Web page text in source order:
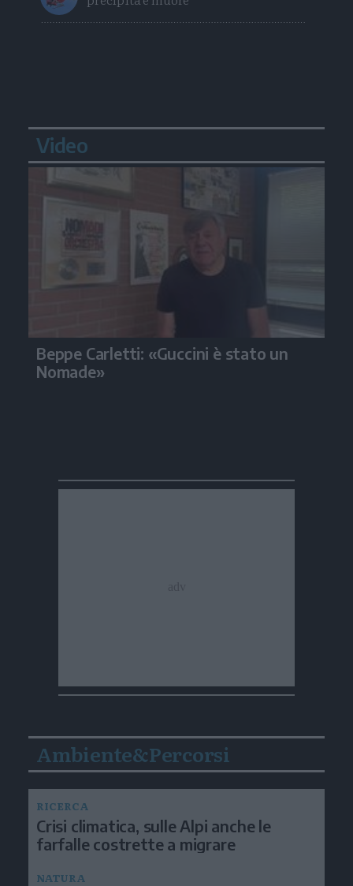
Video
Beppe Carletti: «Guccini è stato un
Nomade»
Ambiente&Percorsi
RICERCA
Crisi climatica, sulle Alpi anche le
farfalle costrette a migrare
NATURA